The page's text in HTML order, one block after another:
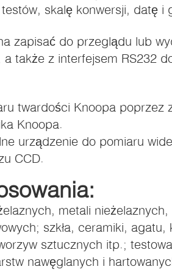
skalę konwersji, datę i
zapisać do przeglądu lub
także z interfejsem RS232
twardości Knoopa poprzez
Knoopa.
urządzenie do pomiaru
CCD.
metali
szkła, ceramiki,
sztucznych itp.;
nawęglanych i